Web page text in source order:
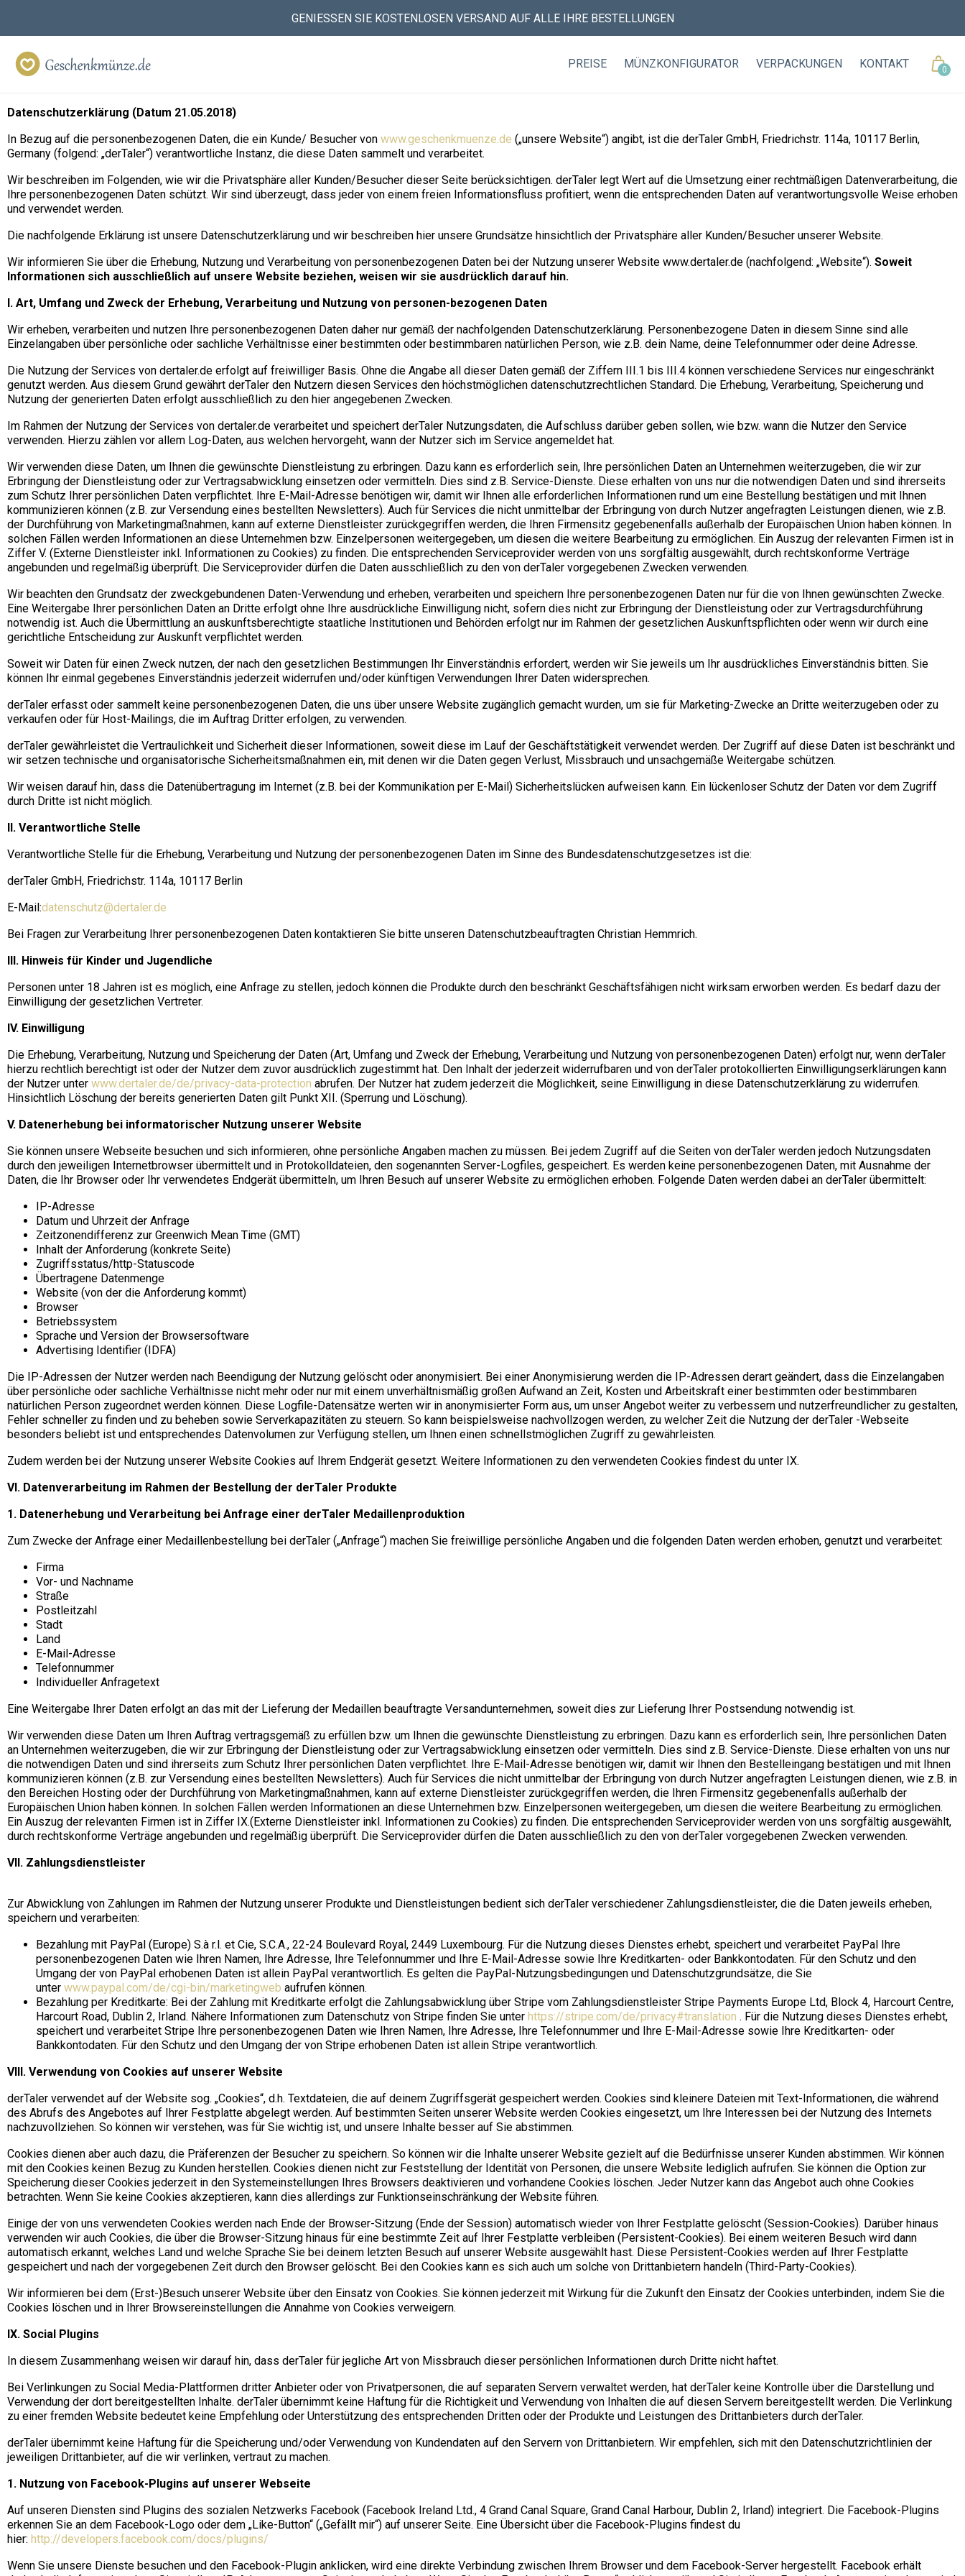
GENIESSEN SIE KOSTENLOSEN VERSAND AUF ALLE IHRE BESTELLUNGEN
Geschenkmünze.de PREISE MÜNZKONFIGURATOR VERPACKUNGEN KONTAKT
Cart
0
Datenschutzerklärung (Datum 21.05.2018)
In Bezug auf die personenbezogenen Daten, die ein Kunde/ Besucher von www.geschenkmuenze.de („unsere Website“) angibt, ist die derTaler GmbH, Friedrichstr. 114a, 10117 Berlin,
Germany (folgend: „derTaler“) verantwortliche Instanz, die diese Daten sammelt und verarbeitet.
Wir beschreiben im Folgenden, wie wir die Privatsphäre aller Kunden/Besucher dieser Seite berücksichtigen. derTaler legt Wert auf die Umsetzung einer rechtmäßigen Datenverarbeitung, die
Ihre personenbezogenen Daten schützt. Wir sind überzeugt, dass jeder von einem freien Informationsfluss profitiert, wenn die entsprechenden Daten auf verantwortungsvolle Weise erhoben
und verwendet werden.
Die nachfolgende Erklärung ist unsere Datenschutzerklärung und wir beschreiben hier unsere Grundsätze hinsichtlich der Privatsphäre aller Kunden/Besucher unserer Website.
Wir informieren Sie über die Erhebung, Nutzung und Verarbeitung von personenbezogenen Daten bei der Nutzung unserer Website www.dertaler.de (nachfolgend: „Website“). Soweit
Informationen sich ausschließlich auf unsere Website beziehen, weisen wir sie ausdrücklich darauf hin.
I. Art, Umfang und Zweck der Erhebung, Verarbeitung und Nutzung von personen-bezogenen Daten
Wir erheben, verarbeiten und nutzen Ihre personenbezogenen Daten daher nur gemäß der nachfolgenden Datenschutzerklärung. Personenbezogene Daten in diesem Sinne sind alle
Einzelangaben über persönliche oder sachliche Verhältnisse einer bestimmten oder bestimmbaren natürlichen Person, wie z.B. dein Name, deine Telefonnummer oder deine Adresse.
Die Nutzung der Services von dertaler.de erfolgt auf freiwilliger Basis. Ohne die Angabe all dieser Daten gemäß der Ziffern III.1 bis III.4 können verschiedene Services nur eingeschränkt
genutzt werden. Aus diesem Grund gewährt derTaler den Nutzern diesen Services den höchstmöglichen datenschutzrechtlichen Standard. Die Erhebung, Verarbeitung, Speicherung und
Nutzung der generierten Daten erfolgt ausschließlich zu den hier angegebenen Zwecken.
Im Rahmen der Nutzung der Services von dertaler.de verarbeitet und speichert derTaler Nutzungsdaten, die Aufschluss darüber geben sollen, wie bzw. wann die Nutzer den Service
verwenden. Hierzu zählen vor allem Log-Daten, aus welchen hervorgeht, wann der Nutzer sich im Service angemeldet hat.
Wir verwenden diese Daten, um Ihnen die gewünschte Dienstleistung zu erbringen. Dazu kann es erforderlich sein, Ihre persönlichen Daten an Unternehmen weiterzugeben, die wir zur
Erbringung der Dienstleistung oder zur Vertragsabwicklung einsetzen oder vermitteln. Dies sind z.B. Service-Dienste. Diese erhalten von uns nur die notwendigen Daten und sind ihrerseits
zum Schutz Ihrer persönlichen Daten verpflichtet. Ihre E-Mail-Adresse benötigen wir, damit wir Ihnen alle erforderlichen Informationen rund um eine Bestellung bestätigen und mit Ihnen
kommunizieren können (z.B. zur Versendung eines bestellten Newsletters). Auch für Services die nicht unmittelbar der Erbringung von durch Nutzer angefragten Leistungen dienen, wie z.B.
der Durchführung von Marketingmaßnahmen, kann auf externe Dienstleister zurückgegriffen werden, die Ihren Firmensitz gegebenenfalls außerhalb der Europäischen Union haben können. In
solchen Fällen werden Informationen an diese Unternehmen bzw. Einzelpersonen weitergegeben, um diesen die weitere Bearbeitung zu ermöglichen. Ein Auszug der relevanten Firmen ist in
Ziffer V. (Externe Dienstleister inkl. Informationen zu Cookies) zu finden. Die entsprechenden Serviceprovider werden von uns sorgfältig ausgewählt, durch rechtskonforme Verträge
angebunden und regelmäßig überprüft. Die Serviceprovider dürfen die Daten ausschließlich zu den von derTaler vorgegebenen Zwecken verwenden.
Wir beachten den Grundsatz der zweckgebundenen Daten-Verwendung und erheben, verarbeiten und speichern Ihre personenbezogenen Daten nur für die von Ihnen gewünschten Zwecke.
Eine Weitergabe Ihrer persönlichen Daten an Dritte erfolgt ohne Ihre ausdrückliche Einwilligung nicht, sofern dies nicht zur Erbringung der Dienstleistung oder zur Vertragsdurchführung
notwendig ist. Auch die Übermittlung an auskunftsberechtigte staatliche Institutionen und Behörden erfolgt nur im Rahmen der gesetzlichen Auskunftspflichten oder wenn wir durch eine
gerichtliche Entscheidung zur Auskunft verpflichtet werden.
Soweit wir Daten für einen Zweck nutzen, der nach den gesetzlichen Bestimmungen Ihr Einverständnis erfordert, werden wir Sie jeweils um Ihr ausdrückliches Einverständnis bitten. Sie
können Ihr einmal gegebenes Einverständnis jederzeit widerrufen und/oder künftigen Verwendungen Ihrer Daten widersprechen.
derTaler erfasst oder sammelt keine personenbezogenen Daten, die uns über unsere Website zugänglich gemacht wurden, um sie für Marketing-Zwecke an Dritte weiterzugeben oder zu
verkaufen oder für Host-Mailings, die im Auftrag Dritter erfolgen, zu verwenden.
derTaler gewährleistet die Vertraulichkeit und Sicherheit dieser Informationen, soweit diese im Lauf der Geschäftstätigkeit verwendet werden. Der Zugriff auf diese Daten ist beschränkt und
wir setzen technische und organisatorische Sicherheitsmaßnahmen ein, mit denen wir die Daten gegen Verlust, Missbrauch und unsachgemäße Weitergabe schützen.
Wir weisen darauf hin, dass die Datenübertragung im Internet (z.B. bei der Kommunikation per E-Mail) Sicherheitslücken aufweisen kann. Ein lückenloser Schutz der Daten vor dem Zugriff
durch Dritte ist nicht möglich.
II. Verantwortliche Stelle
Verantwortliche Stelle für die Erhebung, Verarbeitung und Nutzung der personenbezogenen Daten im Sinne des Bundesdatenschutzgesetzes ist die:
derTaler GmbH, Friedrichstr. 114a, 10117 Berlin
E-Mail:datenschutz@dertaler.de
Bei Fragen zur Verarbeitung Ihrer personenbezogenen Daten kontaktieren Sie bitte unseren Datenschutzbeauftragten Christian Hemmrich.
III. Hinweis für Kinder und Jugendliche
Personen unter 18 Jahren ist es möglich, eine Anfrage zu stellen, jedoch können die Produkte durch den beschränkt Geschäftsfähigen nicht wirksam erworben werden. Es bedarf dazu der
Einwilligung der gesetzlichen Vertreter.
IV. Einwilligung
Die Erhebung, Verarbeitung, Nutzung und Speicherung der Daten (Art, Umfang und Zweck der Erhebung, Verarbeitung und Nutzung von personenbezogenen Daten) erfolgt nur, wenn derTaler
hierzu rechtlich berechtigt ist oder der Nutzer dem zuvor ausdrücklich zugestimmt hat. Den Inhalt der jederzeit widerrufbaren und von derTaler protokollierten Einwilligungserklärungen kann
der Nutzer unter www.dertaler.de/de/privacy-data-protection abrufen. Der Nutzer hat zudem jederzeit die Möglichkeit, seine Einwilligung in diese Datenschutzerklärung zu widerrufen.
Hinsichtlich Löschung der bereits generierten Daten gilt Punkt XII. (Sperrung und Löschung).
V. Datenerhebung bei informatorischer Nutzung unserer Website
Sie können unsere Webseite besuchen und sich informieren, ohne persönliche Angaben machen zu müssen. Bei jedem Zugriff auf die Seiten von derTaler werden jedoch Nutzungsdaten
durch den jeweiligen Internetbrowser übermittelt und in Protokolldateien, den sogenannten Server-Logfiles, gespeichert. Es werden keine personenbezogenen Daten, mit Ausnahme der
Daten, die Ihr Browser oder Ihr verwendetes Endgerät übermitteln, um Ihren Besuch auf unserer Website zu ermöglichen erhoben. Folgende Daten werden dabei an derTaler übermittelt:
IP-Adresse
Datum und Uhrzeit der Anfrage
Zeitzonendifferenz zur Greenwich Mean Time (GMT)
Inhalt der Anforderung (konkrete Seite)
Zugriffsstatus/http-Statuscode
Übertragene Datenmenge
Website (von der die Anforderung kommt)
Browser
Betriebssystem
Sprache und Version der Browsersoftware
Advertising Identifier (IDFA)
Die IP-Adressen der Nutzer werden nach Beendigung der Nutzung gelöscht oder anonymisiert. Bei einer Anonymisierung werden die IP-Adressen derart geändert, dass die Einzelangaben
über persönliche oder sachliche Verhältnisse nicht mehr oder nur mit einem unverhältnismäßig großen Aufwand an Zeit, Kosten und Arbeitskraft einer bestimmten oder bestimmbaren
natürlichen Person zugeordnet werden können. Diese Logfile-Datensätze werten wir in anonymisierter Form aus, um unser Angebot weiter zu verbessern und nutzerfreundlicher zu gestalten,
Fehler schneller zu finden und zu beheben sowie Serverkapazitäten zu steuern. So kann beispielsweise nachvollzogen werden, zu welcher Zeit die Nutzung der derTaler -Webseite
besonders beliebt ist und entsprechendes Datenvolumen zur Verfügung stellen, um Ihnen einen schnellstmöglichen Zugriff zu gewährleisten.
Zudem werden bei der Nutzung unserer Website Cookies auf Ihrem Endgerät gesetzt. Weitere Informationen zu den verwendeten Cookies findest du unter IX.
VI. Datenverarbeitung im Rahmen der Bestellung der derTaler Produkte
1. Datenerhebung und Verarbeitung bei Anfrage einer derTaler Medaillenproduktion
Zum Zwecke der Anfrage einer Medaillenbestellung bei derTaler („Anfrage“) machen Sie freiwillige persönliche Angaben und die folgenden Daten werden erhoben, genutzt und verarbeitet:
Firma
Vor- und Nachname
Straße
Postleitzahl
Stadt
Land
E-Mail-Adresse
Telefonnummer
Individueller Anfragetext
Eine Weitergabe Ihrer Daten erfolgt an das mit der Lieferung der Medaillen beauftragte Versandunternehmen, soweit dies zur Lieferung Ihrer Postsendung notwendig ist.
Wir verwenden diese Daten um Ihren Auftrag vertragsgemäß zu erfüllen bzw. um Ihnen die gewünschte Dienstleistung zu erbringen. Dazu kann es erforderlich sein, Ihre persönlichen Daten
an Unternehmen weiterzugeben, die wir zur Erbringung der Dienstleistung oder zur Vertragsabwicklung einsetzen oder vermitteln. Dies sind z.B. Service-Dienste. Diese erhalten von uns nur
die notwendigen Daten und sind ihrerseits zum Schutz Ihrer persönlichen Daten verpflichtet. Ihre E-Mail-Adresse benötigen wir, damit wir Ihnen den Bestelleingang bestätigen und mit Ihnen
kommunizieren können (z.B. zur Versendung eines bestellten Newsletters). Auch für Services die nicht unmittelbar der Erbringung von durch Nutzer angefragten Leistungen dienen, wie z.B. in
den Bereichen Hosting oder der Durchführung von Marketingmaßnahmen, kann auf externe Dienstleister zurückgegriffen werden, die Ihren Firmensitz gegebenenfalls außerhalb der
Europäischen Union haben können. In solchen Fällen werden Informationen an diese Unternehmen bzw. Einzelpersonen weitergegeben, um diesen die weitere Bearbeitung zu ermöglichen.
Ein Auszug der relevanten Firmen ist in Ziffer IX.(Externe Dienstleister inkl. Informationen zu Cookies) zu finden. Die entsprechenden Serviceprovider werden von uns sorgfältig ausgewählt,
durch rechtskonforme Verträge angebunden und regelmäßig überprüft. Die Serviceprovider dürfen die Daten ausschließlich zu den von derTaler vorgegebenen Zwecken verwenden.
VII. Zahlungsdienstleister
Zur Abwicklung von Zahlungen im Rahmen der Nutzung unserer Produkte und Dienstleistungen bedient sich derTaler verschiedener Zahlungsdienstleister, die die Daten jeweils erheben,
speichern und verarbeiten:
Bezahlung mit PayPal (Europe) S.à r.l. et Cie, S.C.A., 22-24 Boulevard Royal, 2449 Luxembourg. Für die Nutzung dieses Dienstes erhebt, speichert und verarbeitet PayPal Ihre
personenbezogenen Daten wie Ihren Namen, Ihre Adresse, Ihre Telefonnummer und Ihre E-Mail-Adresse sowie Ihre Kreditkarten- oder Bankkontodaten. Für den Schutz und den
Umgang der von PayPal erhobenen Daten ist allein PayPal verantwortlich. Es gelten die PayPal-Nutzungsbedingungen und Datenschutzgrundsätze, die Sie
unter www.paypal.com/de/cgi-bin/marketingweb aufrufen können.
Bezahlung per Kreditkarte: Bei der Zahlung mit Kreditkarte erfolgt die Zahlungsabwicklung über Stripe vom Zahlungsdienstleister Stripe Payments Europe Ltd, Block 4, Harcourt Centre,
Harcourt Road, Dublin 2, Irland. Nähere Informationen zum Datenschutz von Stripe finden Sie unter https://stripe.com/de/privacy#translation . Für die Nutzung dieses Dienstes erhebt,
speichert und verarbeitet Stripe Ihre personenbezogenen Daten wie Ihren Namen, Ihre Adresse, Ihre Telefonnummer und Ihre E-Mail-Adresse sowie Ihre Kreditkarten- oder
Bankkontodaten. Für den Schutz und den Umgang der von Stripe erhobenen Daten ist allein Stripe verantwortlich.
VIII. Verwendung von Cookies auf unserer Website
derTaler verwendet auf der Website sog. „Cookies“, d.h. Textdateien, die auf deinem Zugriffsgerät gespeichert werden. Cookies sind kleinere Dateien mit Text-Informationen, die während
des Abrufs des Angebotes auf Ihrer Festplatte abgelegt werden. Auf bestimmten Seiten unserer Website werden Cookies eingesetzt, um Ihre Interessen bei der Nutzung des Internets
nachzuvollziehen. So können wir verstehen, was für Sie wichtig ist, und unsere Inhalte besser auf Sie abstimmen.
Cookies dienen aber auch dazu, die Präferenzen der Besucher zu speichern. So können wir die Inhalte unserer Website gezielt auf die Bedürfnisse unserer Kunden abstimmen. Wir können
mit den Cookies keinen Bezug zu Kunden herstellen. Cookies dienen nicht zur Feststellung der Identität von Personen, die unsere Website lediglich aufrufen. Sie können die Option zur
Speicherung dieser Cookies jederzeit in den Systemeinstellungen Ihres Browsers deaktivieren und vorhandene Cookies löschen. Jeder Nutzer kann das Angebot auch ohne Cookies
betrachten. Wenn Sie keine Cookies akzeptieren, kann dies allerdings zur Funktionseinschränkung der Website führen.
Einige der von uns verwendeten Cookies werden nach Ende der Browser-Sitzung (Ende der Session) automatisch wieder von Ihrer Festplatte gelöscht (Session-Cookies). Darüber hinaus
verwenden wir auch Cookies, die über die Browser-Sitzung hinaus für eine bestimmte Zeit auf Ihrer Festplatte verbleiben (Persistent-Cookies). Bei einem weiteren Besuch wird dann
automatisch erkannt, welches Land und welche Sprache Sie bei deinem letzten Besuch auf unserer Website ausgewählt hast. Diese Persistent-Cookies werden auf Ihrer Festplatte
gespeichert und nach der vorgegebenen Zeit durch den Browser gelöscht. Bei den Cookies kann es sich auch um solche von Drittanbietern handeln (Third-Party-Cookies).
Wir informieren bei dem (Erst-)Besuch unserer Website über den Einsatz von Cookies. Sie können jederzeit mit Wirkung für die Zukunft den Einsatz der Cookies unterbinden, indem Sie die
Cookies löschen und in Ihrer Browsereinstellungen die Annahme von Cookies verweigern.
IX. Social Plugins
In diesem Zusammenhang weisen wir darauf hin, dass derTaler für jegliche Art von Missbrauch dieser persönlichen Informationen durch Dritte nicht haftet.
Bei Verlinkungen zu Social Media-Plattformen dritter Anbieter oder von Privatpersonen, die auf separaten Servern verwaltet werden, hat derTaler keine Kontrolle über die Darstellung und
Verwendung der dort bereitgestellten Inhalte. derTaler übernimmt keine Haftung für die Richtigkeit und Verwendung von Inhalten die auf diesen Servern bereitgestellt werden. Die Verlinkung
zu einer fremden Website bedeutet keine Empfehlung oder Unterstützung des entsprechenden Dritten oder der Produkte und Leistungen des Drittanbieters durch derTaler.
derTaler übernimmt keine Haftung für die Speicherung und/oder Verwendung von Kundendaten auf den Servern von Drittanbietern. Wir empfehlen, sich mit den Datenschutzrichtlinien der
jeweiligen Drittanbieter, auf die wir verlinken, vertraut zu machen.
1. Nutzung von Facebook-Plugins auf unserer Webseite
Auf unseren Diensten sind Plugins des sozialen Netzwerks Facebook (Facebook Ireland Ltd., 4 Grand Canal Square, Grand Canal Harbour, Dublin 2, Irland) integriert. Die Facebook-Plugins
erkennen Sie an dem Facebook-Logo oder dem „Like-Button“ („Gefällt mir“) auf unserer Seite. Eine Übersicht über die Facebook-Plugins findest du
hier: http://developers.facebook.com/docs/plugins/
Wenn Sie unsere Dienste besuchen und den Facebook-Plugin anklicken, wird eine direkte Verbindung zwischen Ihrem Browser und dem Facebook-Server hergestellt. Facebook erhält